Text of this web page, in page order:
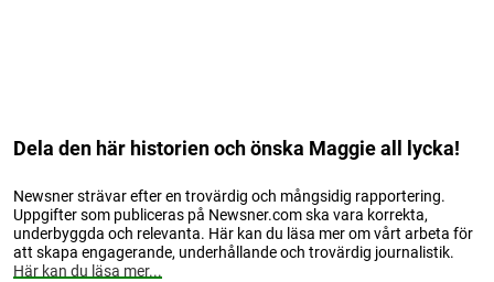
Dela den här historien och önska Maggie all lycka!
Newsner strävar efter en trovärdig och mångsidig rapportering.
Uppgifter som publiceras på Newsner.com ska vara korrekta,
underbyggda och relevanta. Här kan du läsa mer om vårt arbeta för
att skapa engagerande, underhållande och trovärdig journalistik.
Här kan du läsa mer...